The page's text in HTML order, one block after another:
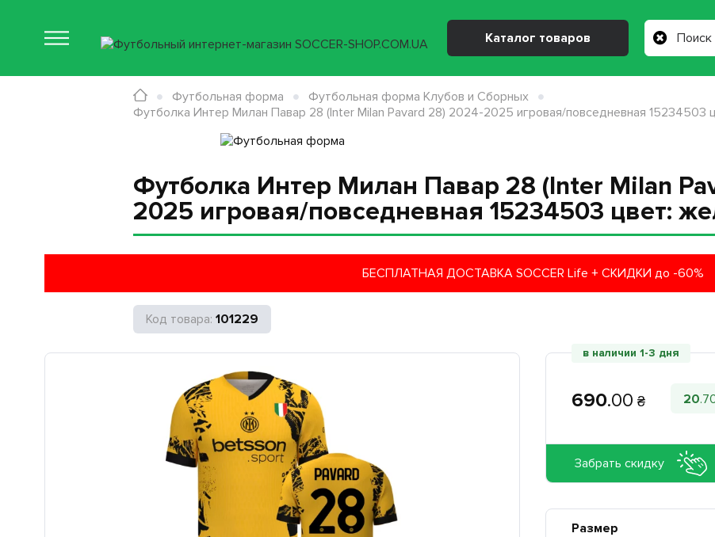
Футболка Интер Милан Павар 28 (Inter Milan
2025 игровая/повседневная 15234503 цвет:
БЕСПЛАТНАЯ ДОСТАВКА SOCCER Life + СКИДКИ до -60%
101229
в наличии 1-3 дня
690.00 ₴ 20.
Забрать скидку
Размер
Каталог товаров
Футбольная форма
Футбольная форма Клубов и Сборных
Футболка Интер Милан Павар 28 (Inter Milan Pavard 28) 2024-2025 игровая/повседневная 15234503